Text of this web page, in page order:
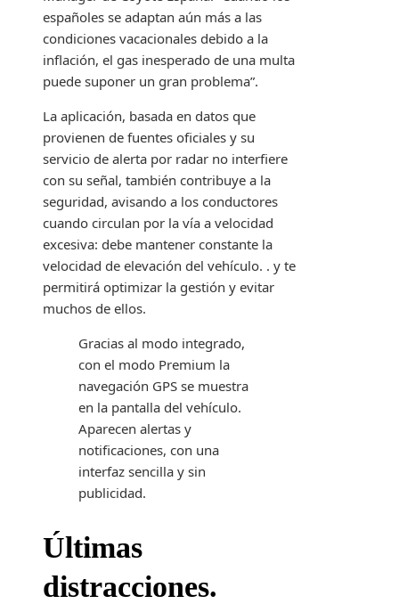
españoles se adaptan aún más a las
condiciones vacacionales debido a la
inflación, el gas inesperado de una multa
puede suponer un gran problema”.
La aplicación, basada en datos que
provienen de fuentes oficiales y su
servicio de alerta por radar no interfiere
con su señal, también contribuye a la
seguridad, avisando a los conductores
cuando circulan por la vía a velocidad
excesiva: debe mantener constante la
velocidad de elevación del vehículo. . y te
permitirá optimizar la gestión y evitar
muchos de ellos.
Gracias al modo integrado,
con el modo Premium la
navegación GPS se muestra
en la pantalla del vehículo.
Aparecen alertas y
notificaciones, con una
interfaz sencilla y sin
publicidad.
Últimas
distracciones.